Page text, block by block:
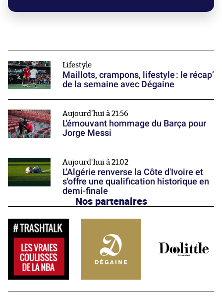
Lifestyle
Maillots, crampons, lifestyle : le récap’
de la semaine avec Dégaine
Aujourd'hui à 21:56
L'émouvant hommage du Barça pour
Jorge Messi
Aujourd'hui à 21:02
L'Algérie renverse la Côte d'Ivoire et
s'offre une qualification historique en
demi-finale
Nos partenaires